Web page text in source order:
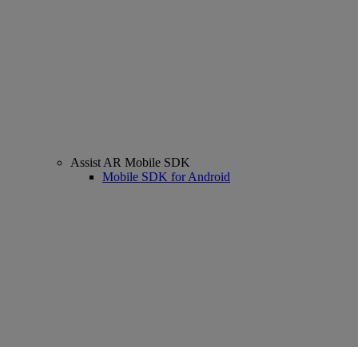
Assist AR Mobile SDK
Mobile SDK for Android